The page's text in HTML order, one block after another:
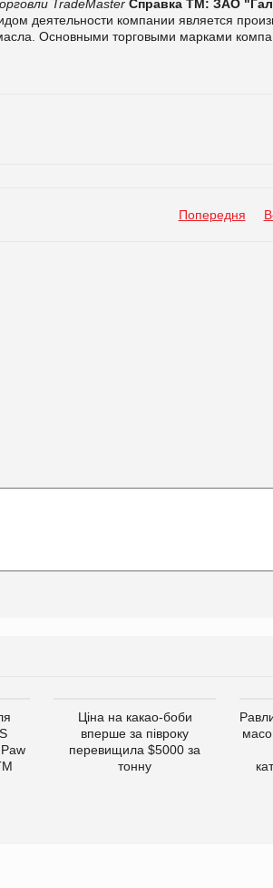
TradeMaster Справка ТМ: ЗАО
деятельности компании является
Основными торговыми марками
Попередня
Ціна на какао-боби
вперше за півроку
перевищила $5000 за
тонну